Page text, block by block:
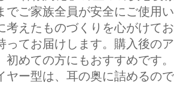
でご家族全員が安全にご使用
考えたものづくりを心がけて
ってお届けします。購入後の
初めての方にもおすすめです
ヤー型は、耳の奥に詰めるの